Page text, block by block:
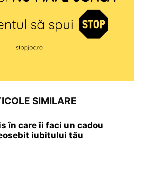
SIMILARE
în care îi faci un cadou
iubitului tău